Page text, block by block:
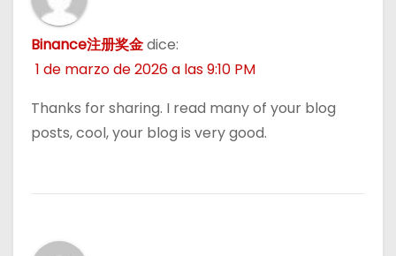
s
Binance注册奖金dice:
1 de marzo de 2026 a las 9:10 PM
Thanks for sharing. I read many of your blog
posts, cool, your blog is very good.